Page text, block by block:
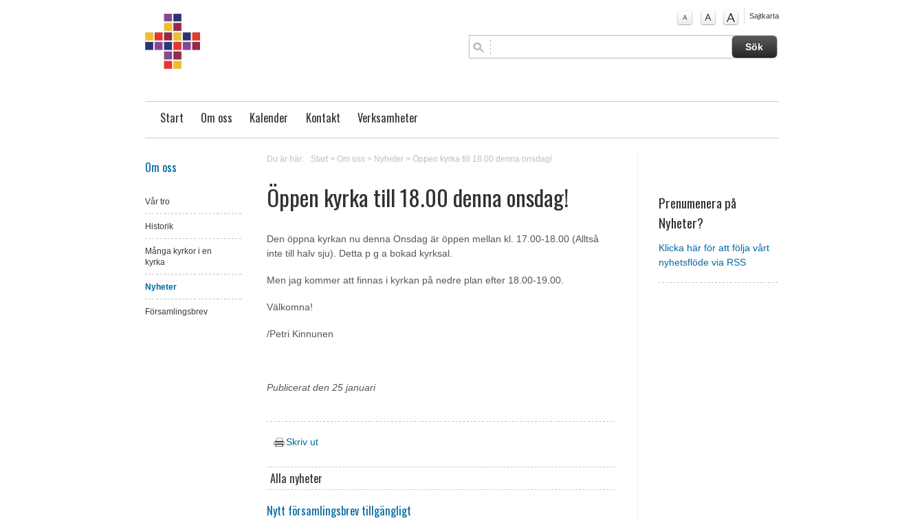
Sajtkarta
Start Om oss Kalender Kontakt Verksamheter
Om oss
Vår tro
Historik
Många kyrkor i en
kyrka
Nyheter
Församlingsbrev
Du är här: Start> Om oss> Nyheter> Öppen kyrka till 18.00 denna onsdag!
Öppen kyrka till 18.00 denna onsdag!
Den öppna kyrkan nu denna Onsdag är öppen mellan kl. 17.00-18.00 (Alltså
inte till halv sju). Detta p g a bokad kyrksal.
Men jag kommer att finnas i kyrkan på nedre plan efter 18.00-19.00.
Välkomna!
/Petri Kinnunen
Publicerat den 25 januari
Skriv ut
Alla nyheter
Nytt församlingsbrev tillgängligt
Prenumenera på
Nyheter?
Klicka här för att följa vårt
nyhetsflöde via RSS